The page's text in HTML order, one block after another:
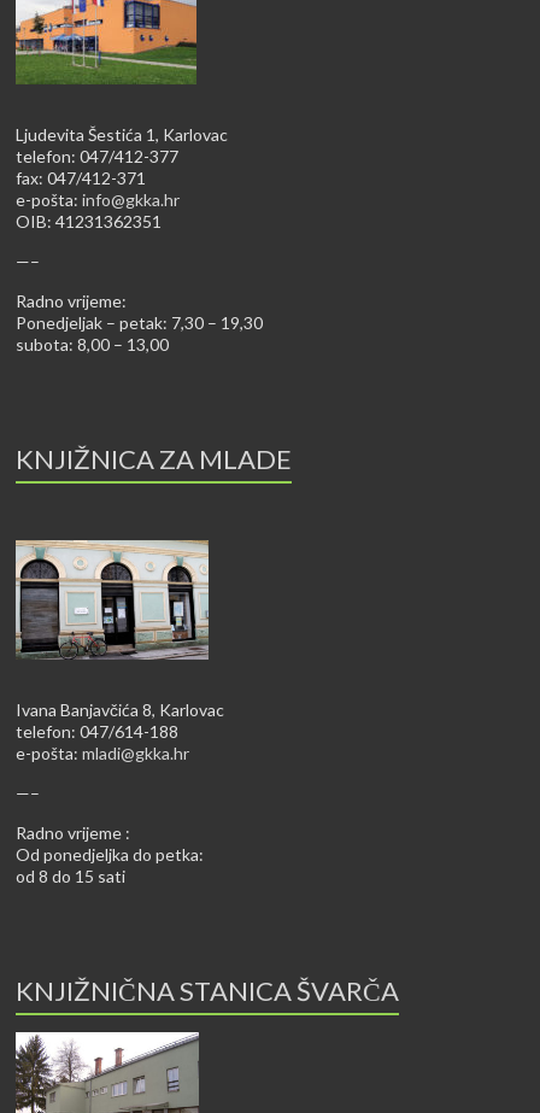
Ljudevita Šestića 1, Karlovac
telefon: 047/412-377
fax: 047/412-371
e-pošta:info@gkka.hr
OIB: 41231362351
—–
Radno vrijeme:
Ponedjeljak – petak: 7,30 – 19,30
subota: 8,00 – 13,00
KNJIŽNICA ZA MLADE
Ivana Banjavčića 8, Karlovac
telefon: 047/614-188
e-pošta:mladi@gkka.hr
—–
Radno vrijeme :
Od ponedjeljka do petka:
od 8 do 15 sati
KNJIŽNIČNA STANICA ŠVARČA